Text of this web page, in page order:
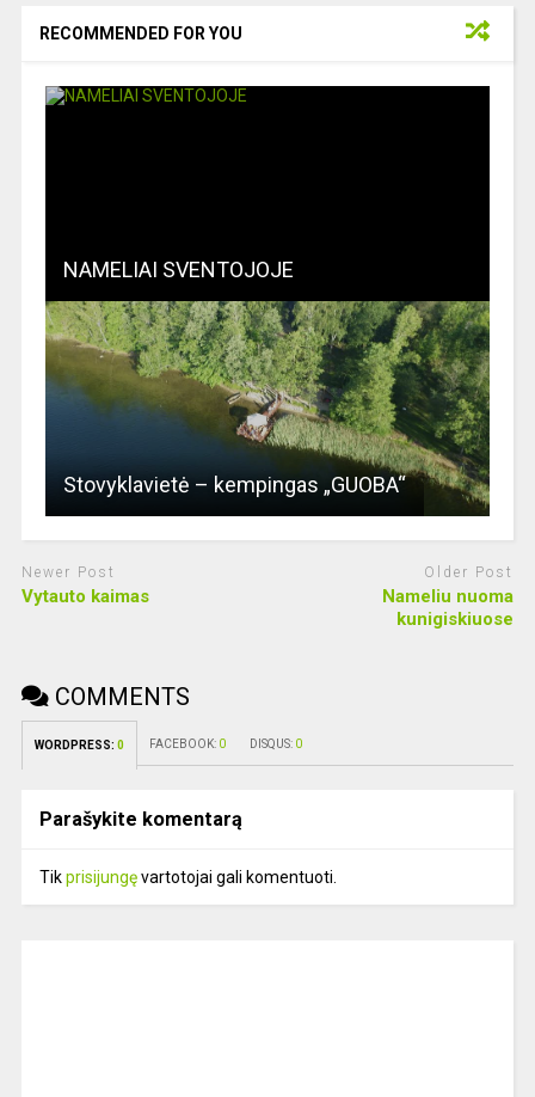
RECOMMENDED FOR YOU
NAMELIAI SVENTOJOJE
Stovyklavietė – kempingas „GUOBA“
Newer Post
Vytauto kaimas
Older Post
Nameliu nuoma
kunigiskiuose
COMMENTS
WORDPRESS: 0 FACEBOOK: 0 DISQUS: 0
Parašykite komentarą
Tikprisijungęvartotojai gali komentuoti.